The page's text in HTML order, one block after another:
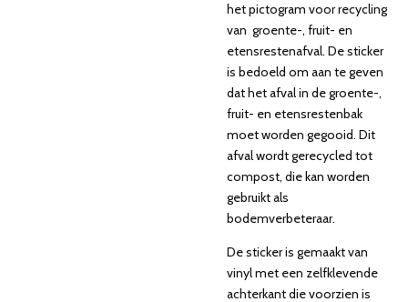
het pictogram voor recycling
van groente-, fruit- en
etensrestenafval. De sticker
is bedoeld om aan te geven
dat het afval in de groente-,
fruit- en etensrestenbak
moet worden gegooid. Dit
afval wordt gerecycled tot
compost, die kan worden
gebruikt als
bodemverbeteraar.
De sticker is gemaakt van
vinyl met een zelfklevende
achterkant die voorzien is